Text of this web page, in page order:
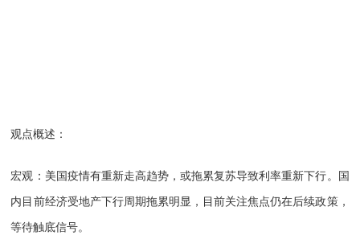
观点概述：
宏观：美国疫情有重新走高趋势，或拖累复苏导致利率重新下行。国
内目前经济受地产下行周期拖累明显，目前关注焦点仍在后续政策，
等待触底信号。